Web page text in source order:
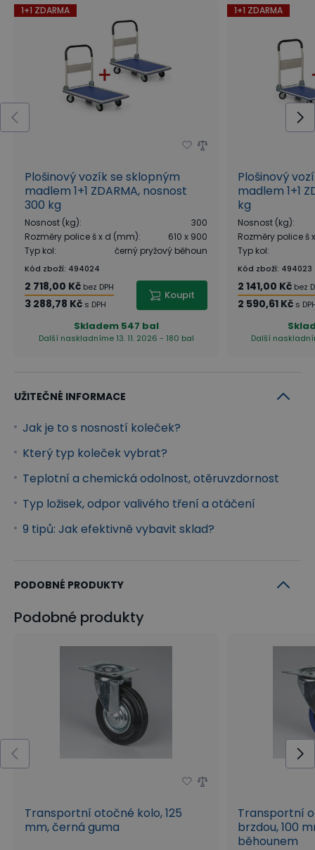
1+1 ZDARMA
Plošinový vozík se sklopným
madlem 1+1 ZDARMA, nosnost
300 kg
Nosnost (kg):
300
Rozměry police š x d (mm):
610 x 900
Typ kol: černý pryžový běhoun
Kód zboží: 494024
2 718,00 Kč bez DPH
3 288,78 Kč s DPH
Koupit
Skladem 547 bal
Další naskladníme 13. 11. 2026 - 180 bal
1+1 ZDARMA
Plošinový
madlem 1+1
kg
Nosnost (kg):
Rozměry police š
Typ kol:
Kód zboží: 494023
2 141,00 Kč bez
2 590,61 Kč s
Další
UŽITEČNÉ INFORMACE
Jak je to s nosností koleček?
Který typ koleček vybrat?
Teplotní a chemická odolnost, otěruvzdornost
Typ ložisek, odpor valivého tření a otáčení
9 tipů: Jak efektivně vybavit sklad?
PODOBNÉ PRODUKTY
Podobné produkty
Transportní otočné kolo, 125
mm, černá guma
Transportní
brzdou, 100
běhounem